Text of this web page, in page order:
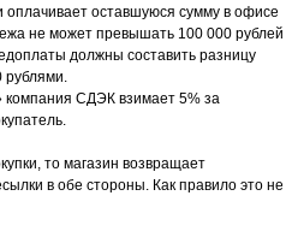
оплачивает оставшуюся сумму в офисе
не может превышать 100 000 рублей
должны составить разницу
рублями.
СДЭК взимает 5% за
то магазин возвращает
в обе стороны. Как правило это не